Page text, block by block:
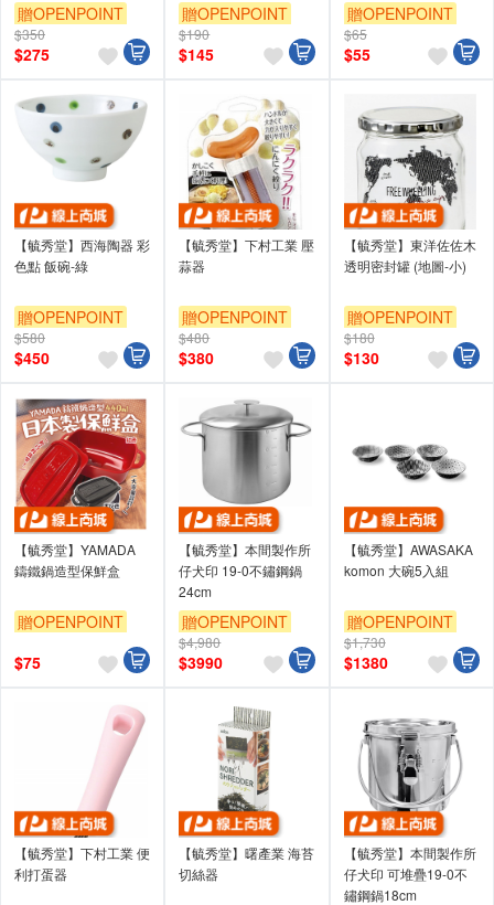
贈OPENPOINT
$350
$275
贈OPENPOINT
$190
$145
贈OPENPOINT
$65
$55
【毓秀堂】西海陶器 彩
色點 飯碗-綠
贈OPENPOINT
$580
$450
【毓秀堂】下村工業 壓
蒜器
贈OPENPOINT
$480
$380
【毓秀堂】東洋佐佐木
透明密封罐 (地圖-小)
贈OPENPOINT
$180
$130
【毓秀堂】YAMADA
鑄鐵鍋造型保鮮盒
贈OPENPOINT
$75
【毓秀堂】本間製作所
仔犬印 19-0不鏽鋼鍋
24cm
贈OPENPOINT
$4,980
$3990
【毓秀堂】AWASAKA
komon 大碗5入組
贈OPENPOINT
$1,730
$1380
【毓秀堂】下村工業 便
利打蛋器
【毓秀堂】曙產業 海苔
切絲器
【毓秀堂】本間製作所
仔犬印 可堆疊19-0不
鏽鋼鍋18cm